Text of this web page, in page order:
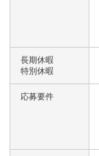
長期休暇
特別休暇
応募要件